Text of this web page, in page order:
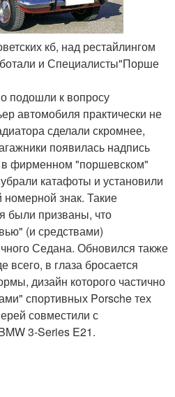
кб, над рестайлингом
и Специалисты"Порше
подошли к вопросу
автомобиля практически не
сделали скромнее,
появилась надпись
фирменном "поршевском"
катафоты и установили
знак. Такие
были призваны, что
(и средствами)
Седана. Обновился также
всего, в глаза бросается
дизайн которого частично
спортивных Porsche тех
совместили с
3-Series E21.